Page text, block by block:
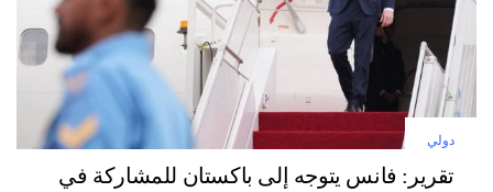
دولي
تقرير: فانس يتوجه إلى باكستان للمشاركة في